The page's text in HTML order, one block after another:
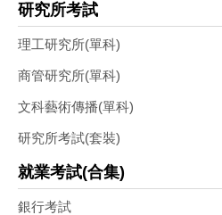
研究所考試
理工研究所(單科)
商管研究所(單科)
文科藝術傳播(單科)
研究所考試(套裝)
就業考試(合集)
銀行考試